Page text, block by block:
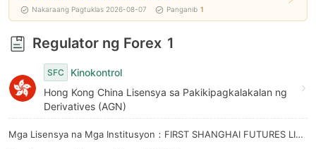
Nakaraang Pagtuklas 2026-08-07 Panganib 1
Regulator ng Forex 1
SFC
Kinokontrol
Hong Kong China Lisensya sa Pakikipagkalakalan ng
Derivatives (AGN)
Mga Lisensya na Mga Institusyon：FIRST SHANGHAI FUTURES LIMITED